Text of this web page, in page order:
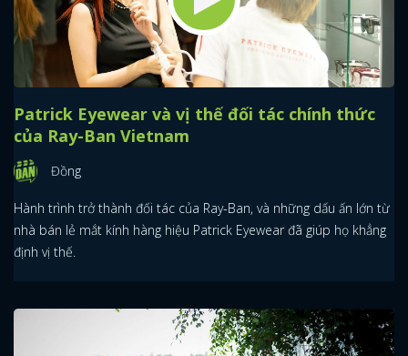
Patrick Eyewear và vị thế đối tác chính thức
của Ray-Ban Vietnam
Đồng
Hành trình trở thành đối tác của Ray-Ban, và những dấu ấn lớn từ
nhà bán lẻ mắt kính hàng hiệu Patrick Eyewear đã giúp họ khẳng
định vị thế.